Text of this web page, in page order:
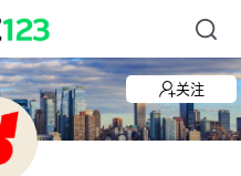
关注